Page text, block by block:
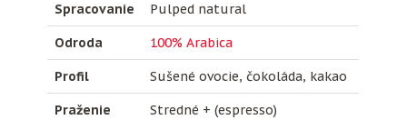
Spracovanie Pulped natural
Odroda 100% Arabica
Profil Sušené ovocie, čokoláda, kakao
Praženie Stredné + (espresso)